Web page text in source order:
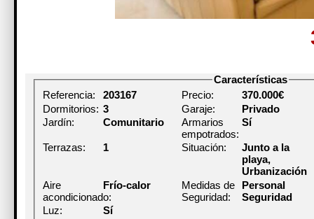
Características
Referencia:
203167 Precio:
370.000€
Dormitorios: 3 Garaje:
Privado
Jardín:
Comunitario
Armarios
empotrados:
Sí
Terrazas: 1 Situación:
Junto a la
playa,
Urbanización
Aire
acondicionado:
Frío-calor
Medidas de
Seguridad:
Personal
Seguridad
Luz:
Sí